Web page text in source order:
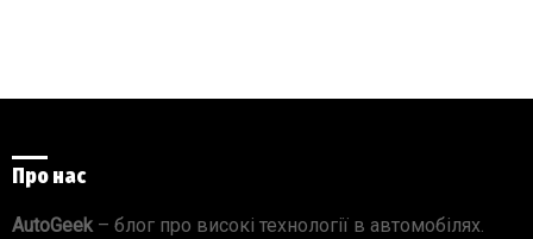
Про нас
AutoGeek– блог про високі технології в автомобілях.